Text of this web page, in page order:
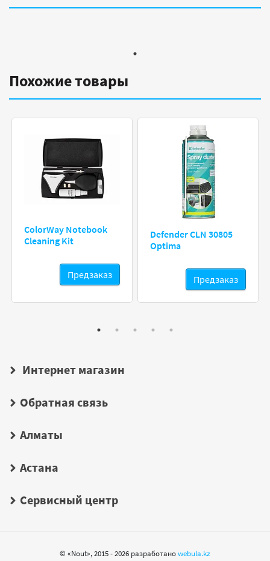
Похожие товары
ColorWay Notebook
Cleaning Kit
Предзаказ
Defender CLN 30805
Optima
Предзаказ
Интернет магазин
Обратная связь
Алматы
Астана
Сервисный центр
© «Nout», 2015 - 2026 разработаноwebula.kz